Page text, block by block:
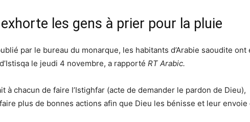
les gens à prier pour la pluie
par le bureau du monarque, les habitants d’Arabie saoudite ont
le jeudi 4 novembre, a rapporté RT Arabic.
à chacun de faire l’Istighfar (acte de demander le pardon de Dieu),
plus de bonnes actions afin que Dieu les bénisse et leur envoie